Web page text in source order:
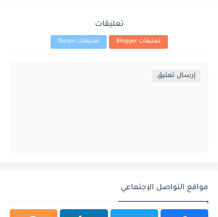
تعليقات
تعليقات Blogger تعليقات Disqus
إرسال تعليق
مواقع التواصل الإجتماعي